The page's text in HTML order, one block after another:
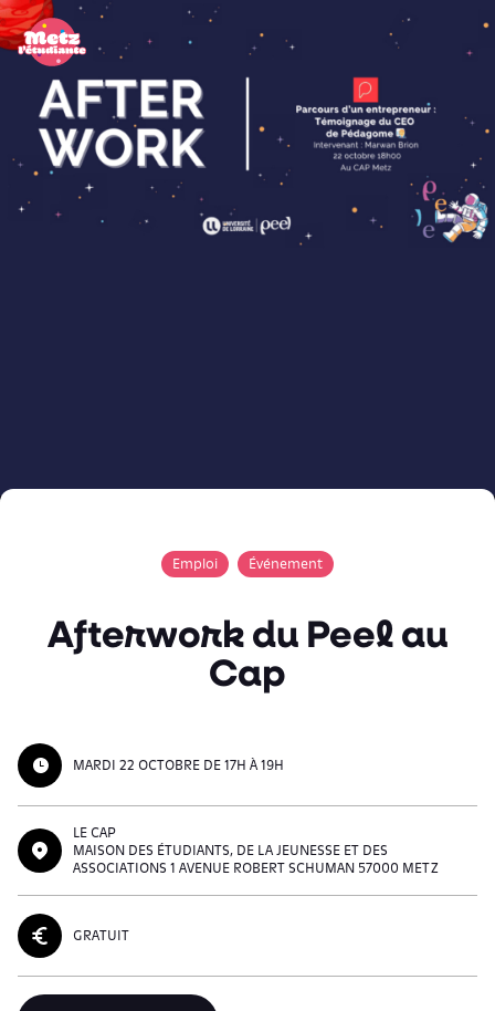
Panneau de gestion des cookies
Emploi Événement
Afterwork du Peel au
Cap
MARDI 22 OCTOBRE DE 17H À 19H
LE CAP
MAISON DES ÉTUDIANTS, DE LA JEUNESSE ET DES
ASSOCIATIONS 1 AVENUE ROBERT SCHUMAN 57000 METZ
GRATUIT